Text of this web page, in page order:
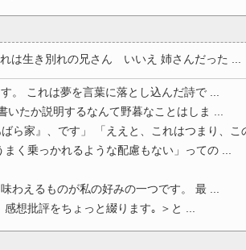
は生き別れの兄さん いいえ 姉さんだった ...
。 これは夢を言葉に落とし込んだ詩で ...
たか説明するなんて野暮なことはしま ...
ら家』、です」 「ええと、これはつまり、こ
く乗っかれるような配慮もない」っての ...
わえるものが私の好みの一つです。 最 ...
想批評をちょっと綴ります｡ ＞と ...